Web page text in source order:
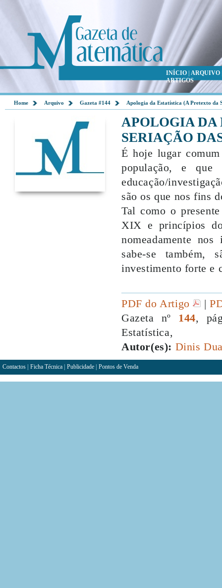
INÍCIO ARQUIVO
ARTIGOS
Home Arquivo Gazeta #144 Apologia da Estatística (A Pretexto da
APOLOGIA DA
SERIAÇÃO
É hoje lugar
população, e que
educação/
são os que nos fins
Tal como o
XIX e princípios
nomeadamente
sabe-se também,
investimento forte e
PDF do Artigo |
Gazeta nº 144,
Estatística,
Autor(es): Dinis
Contactos Ficha Técnica Publicidade Pontos de Venda